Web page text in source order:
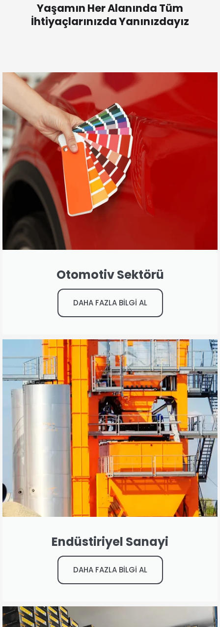
Yaşamın Her Alanında Tüm
İhtiyaçlarınızda Yanınızdayız
Otomotiv Sektörü
DAHA FAZLA BİLGİ AL
Endüstiriyel Sanayi
DAHA FAZLA BİLGİ AL